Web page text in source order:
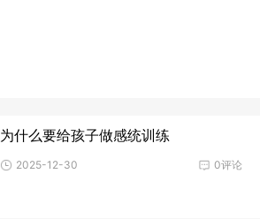
为什么要给孩子做感统训练
0评论
2025-12-30